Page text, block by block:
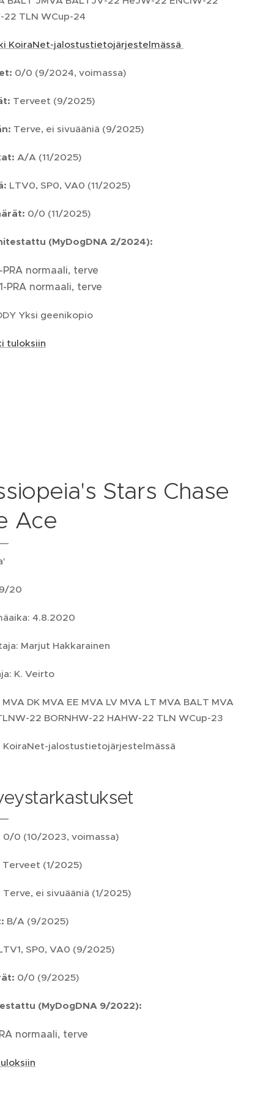
22 TLN WCup-24
KoiraNet-jalostustietojärjestelmässä
0/0 (9/2024, voimassa)
Terveet (9/2025)
Terve, ei sivuääniä (9/2025)
A/A (11/2025)
LTV0, SP0, VA0 (11/2025)
0/0 (11/2025)
(MyDogDNA 2/2024):
normaali, terve
PRA normaali, terve
Yksi geenikopio
tuloksiin
Stars Chase
Ace
20
4.8.2020
Marjut Hakkarainen
K. Veirto
MVA DK MVA EE MVA LV MVA LT MVA BALT MVA
22 BORNHW-22 HAHW-22 TLN WCup-23
KoiraNet-jalostustietojärjestelmässä
0/0 (10/2023, voimassa)
Terveet (1/2025)
Terve, ei sivuääniä (1/2025)
B/A (9/2025)
SP0, VA0 (9/2025)
0/0 (9/2025)
(MyDogDNA 9/2022):
normaali, terve